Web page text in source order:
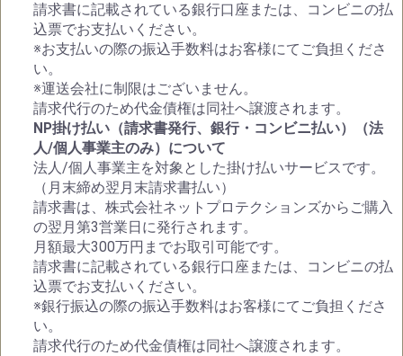
請求書に記載されている銀行口座または、コンビニの払
込票でお支払いください。
※お支払いの際の振込手数料はお客様にてご負担くださ
い。
※運送会社に制限はございません。
請求代行のため代金債権は同社へ譲渡されます。
NP掛け払い（請求書発行、銀行・コンビニ払い）（法
人/個人事業主のみ）について
法人/個人事業主を対象とした掛け払いサービスです。
（月末締め翌月末請求書払い）
請求書は、株式会社ネットプロテクションズからご購入
の翌月第3営業日に発行されます。
月額最大300万円までお取引可能です。
請求書に記載されている銀行口座または、コンビニの払
込票でお支払いください。
※銀行振込の際の振込手数料はお客様にてご負担くださ
い。
請求代行のため代金債権は同社へ譲渡されます。